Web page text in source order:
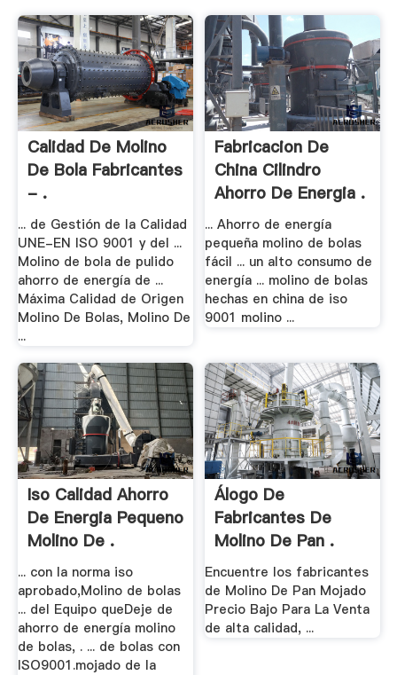
Calidad De Molino
De Bola Fabricantes
- .
... de Gestión de la Calidad
UNE-EN ISO 9001 y del ...
Molino de bola de pulido
ahorro de energía de ...
Máxima Calidad de Origen
Molino De Bolas, Molino De
...
Fabricacion De
China Cilindro
Ahorro De Energia .
... Ahorro de energía
pequeña molino de bolas
fácil ... un alto consumo de
energía ... molino de bolas
hechas en china de iso
9001 molino ...
Iso Calidad Ahorro
De Energia Pequeno
Molino De .
... con la norma iso
aprobado,Molino de bolas
... del Equipo queDeje de
ahorro de energía molino
de bolas, . ... de bolas con
ISO9001.mojado de la
Álogo De
Fabricantes De
Molino De Pan .
Encuentre los fabricantes
de Molino De Pan Mojado
Precio Bajo Para La Venta
de alta calidad, ...